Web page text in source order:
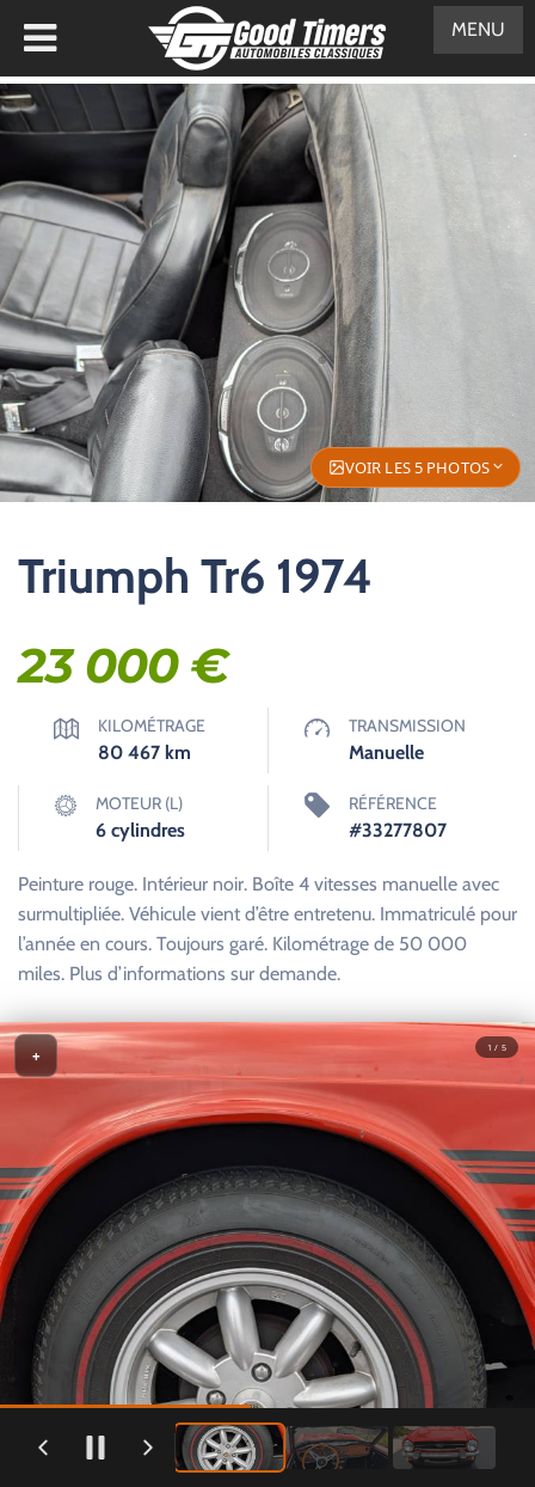
VOIR LES 5 PHOTOS
Triumph Tr6 1974
23 000€
KILOMÉTRAGE
80 467 km
TRANSMISSION
Manuelle
MOTEUR (L)
6 cylindres
RÉFÉRENCE
#33277807
Peinture rouge. Intérieur noir. Boîte 4 vitesses manuelle avec
surmultipliée. Véhicule vient d’être entretenu. Immatriculé pour
l’année en cours. Toujours garé. Kilométrage de 50 000
miles. Plus d’informations sur demande.
1 / 5
+
MENU